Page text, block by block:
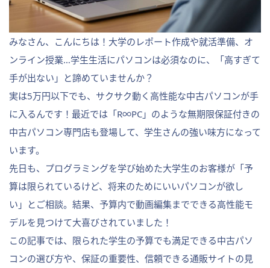
みなさん、こんにちは！大学のレポート作成や就活準備、オ
ンライン授業…学生生活にパソコンは必須なのに、「高すぎて
手が出ない」と諦めていませんか？
実は5万円以下でも、サクサク動く高性能な中古パソコンが手
に入るんです！最近では「R∞PC」のような無期限保証付きの
中古パソコン専門店も登場して、学生さんの強い味方になって
います。
先日も、プログラミングを学び始めた大学生のお客様が「予
算は限られているけど、将来のためにいいパソコンが欲し
い」とご相談。結果、予算内で動画編集までできる高性能モ
デルを見つけて大喜びされていました！
この記事では、限られた学生の予算でも満足できる中古パソ
コンの選び方や、保証の重要性、信頼できる通販サイトの見